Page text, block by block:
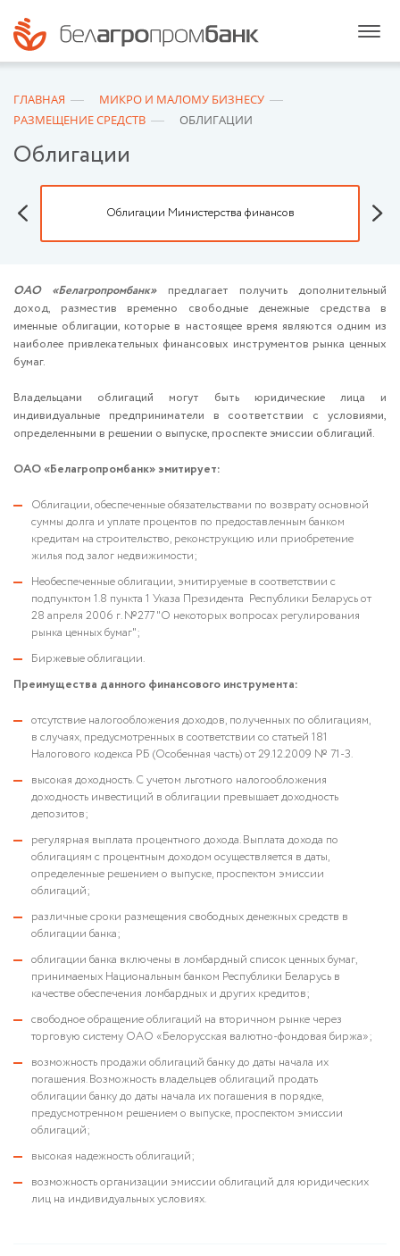
ГЛАВНАЯ
МИКРО И МАЛОМУ БИЗНЕСУ
РАЗМЕЩЕНИЕ СРЕДСТВ
ОБЛИГАЦИИ
Облигации
Облигации Министерства финансов
ОАО «Белагропромбанк»предлагает получить дополнительный
доход, разместив временно свободные денежные средства в
именные облигации, которые в настоящее время являются одним из
наиболее привлекательных финансовых инструментов рынка ценных
бумаг.
Владельцами облигаций могут быть юридические лица и
индивидуальные предприниматели в соответствии с условиями,
определенными в решении о выпуске, проспекте эмиссии облигаций.
ОАО «Белагропромбанк» эмитирует:
Облигации, обеспеченные обязательствами по возврату основной
суммы долга и уплате процентов по предоставленным банком
кредитам на строительство, реконструкцию или приобретение
жилья под залог недвижимости;
Необеспеченные облигации, эмитируемые в соответствии с
подпунктом 1.8 пункта 1 Указа Президента Республики Беларусь от
28 апреля 2006 г. №277 "О некоторых вопросах регулирования
рынка ценных бумаг";
Биржевые облигации.
Преимущества данного финансового инструмента:
отсутствие налогообложения доходов, полученных по облигациям,
в случаях, предусмотренных в соответствии со статьей 181
Налогового кодекса РБ (Особенная часть) от 29.12.2009 № 71-З.
высокая доходность. С учетом льготного налогообложения
доходность инвестиций в облигации превышает доходность
депозитов;
регулярная выплата процентного дохода. Выплата дохода по
облигациям с процентным доходом осуществляется в даты,
определенные решением о выпуске, проспектом эмиссии
облигаций;
различные сроки размещения свободных денежных средств в
облигации банка;
облигации банка включены в ломбардный список ценных бумаг,
принимаемых Национальным банком Республики Беларусь в
качестве обеспечения ломбардных и других кредитов;
свободное обращение облигаций на вторичном рынке через
торговую систему ОАО «Белорусская валютно-фондовая биржа»;
возможность продажи облигаций банку до даты начала их
погашения. Возможность владельцев облигаций продать
облигации банку до даты начала их погашения в порядке,
предусмотренном решением о выпуске, проспектом эмиссии
облигаций;
высокая надежность облигаций;
возможность организации эмиссии облигаций для юридических
лиц на индивидуальных условиях.